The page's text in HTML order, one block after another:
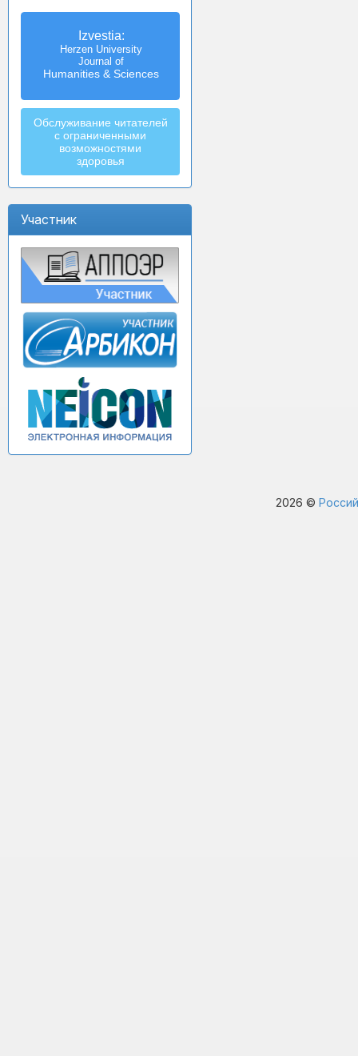
Izvestia:
Herzen University
Journal of
Humanities & Sciences
Обслуживание читателей
с ограниченными
возможностями
здоровья
Участник
2026 ©